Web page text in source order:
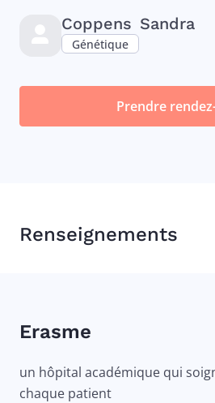
Coppens Sandra
Génétique
Prendre
Renseignements
Erasme
un hôpital académique qui
chaque patient